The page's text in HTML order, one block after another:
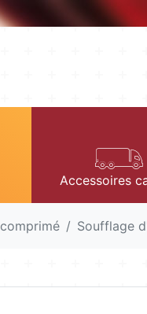
Accessoires
Soufflage